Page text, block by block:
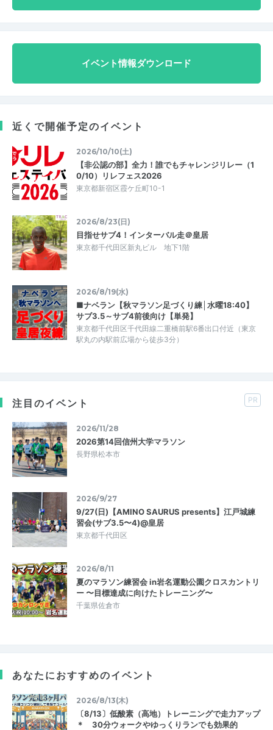
イベント情報ダウンロード
近くで開催予定のイベント
2026/10/10(土)
【非公認の部】全力！誰でもチャレンジリレー（1
0/10）リレフェス2026
東京都新宿区霞ケ丘町10-1
2026/8/23(日)
目指せサブ4！インターバル走＠皇居
東京都千代田区新丸ビル 地下1階
2026/8/19(水)
■ナベラン【秋マラソン足づくり練│水曜18:40】
サブ3.5～サブ4前後向け【単発】
東京都千代田区千代田線二重橋前駅6番出口付近（東京
駅丸の内駅前広場から徒歩3分）
注目のイベント PR
2026/11/28
2026第14回信州大学マラソン
長野県松本市
2026/9/27
9/27(日)【AMINO SAURUS presents】江戸城練
習会(サブ3.5〜4)@皇居
東京都千代田区
2026/8/11
夏のマラソン練習会 in岩名運動公園クロスカントリ
ー 〜目標達成に向けたトレーニング〜
千葉県佐倉市
あなたにおすすめのイベント
2026/8/13(木)
〔8/13〕低酸素（高地）トレーニングで走力アップ
＊ 30分ウォークやゆっくりランでも効果的